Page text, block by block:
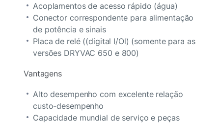
Acoplamentos de acesso rápido (água)
Conector correspondente para alimentação
de potência e sinais
Placa de relé ((digital I/Ol) (somente para as
versões DRYVAC 650 e 800)
Vantagens
Alto desempenho com excelente relação
custo-desempenho
Capacidade mundial de serviço e peças